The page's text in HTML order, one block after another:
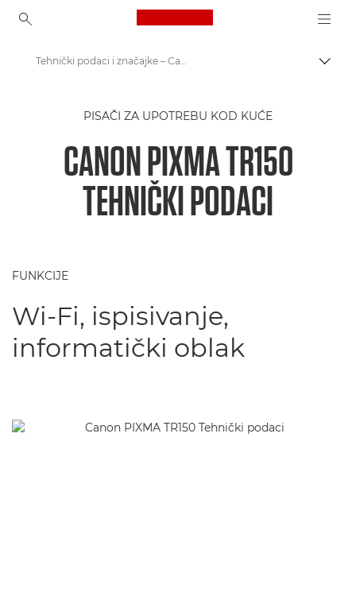
Canon Logo, back to
Pisači tvrtke Canon
Canon PIXMA TR150 – pisači
Tehnički podaci i značajke – Canon PIXMA TR150 – pisači
PISAČI ZA UPOTREBU KOD KUĆE
CANON PIXMA TR150
TEHNIČKI PODACI
FUNKCIJE
Wi-Fi, ispisivanje,
informatički oblak